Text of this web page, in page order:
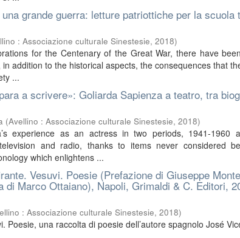
grande guerra: letture patriottiche per la scuola
: Associazione culturale Sinestesie,2018)
for the Centenary of the Great War, there have
addition to the historical aspects, the consequences that
...
a scrivere»: Goliarda Sapienza a teatro, tra
(Avellino : Associazione culturale Sinestesie,2018)
experience as an actress in two periods, 1941-1960
and radio, thanks to items never considered
which enlightens ...
Vesuvi. Poesie (Prefazione di Giuseppe
di Marco Ottaiano), Napoli, Grimaldi & C. Editori,
: Associazione culturale Sinestesie,2018)
Poesie, una raccolta di poesie dell’autore spagnolo José